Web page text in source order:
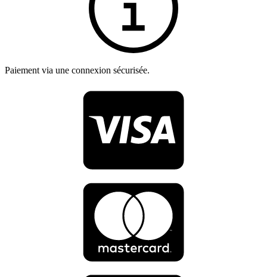
Paiement via une connexion sécurisée.